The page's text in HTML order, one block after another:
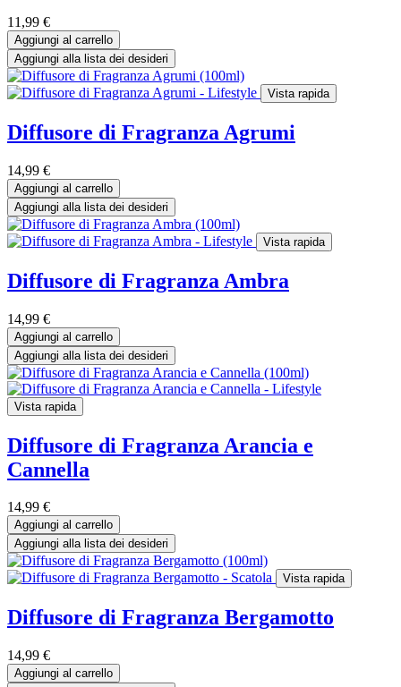
11,99 €
Aggiungi al carrello
Aggiungi alla lista dei desideri
Vista rapida
Diffusore di Fragranza Agrumi
14,99 €
Aggiungi al carrello
Aggiungi alla lista dei desideri
Vista rapida
Diffusore di Fragranza Ambra
14,99 €
Aggiungi al carrello
Aggiungi alla lista dei desideri
Vista rapida
Diffusore di Fragranza Arancia e
Cannella
14,99 €
Aggiungi al carrello
Aggiungi alla lista dei desideri
Vista rapida
Diffusore di Fragranza Bergamotto
14,99 €
Aggiungi al carrello